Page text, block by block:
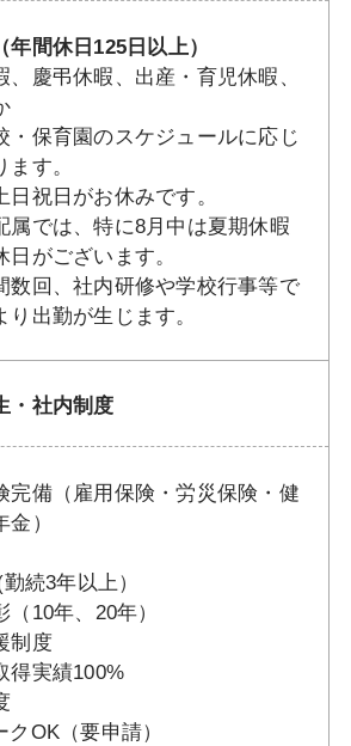
年間休日125日以上）
慶弔休暇、出産・育児休暇、
・保育園のスケジュールに応じ
す。
日祝日がお休みです。
属では、特に8月中は夏期休暇
日がございます。
数回、社内研修や学校行事等で
出勤が生じます。
・社内制度
完備（雇用保険・労災保険・健
）
続3年以上）
（10年、20年）
制度
得実績100%
クOK（要申請）